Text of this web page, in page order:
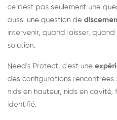
ce n'est pas seulement une
aussi une question de
intervenir, quand laisser,
solution.
Need's Protect, c'est une
des configurations rencontrées
nids en hauteur, nids en cavité,
identifié.